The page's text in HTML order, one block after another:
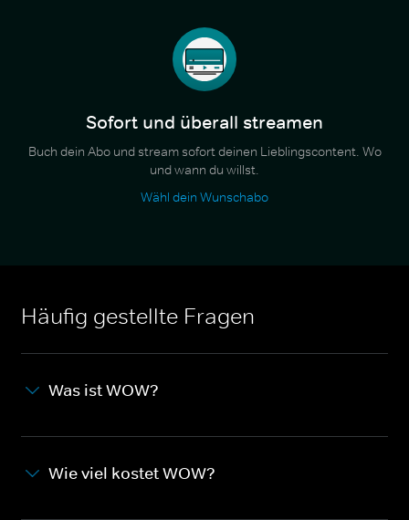
Sofort und überall streamen
Buch dein Abo und stream sofort deinen Lieblingscontent. Wo
und wann du willst.
Wähl dein Wunschabo
Häufig gestellte Fragen
Was ist WOW?
Wie viel kostet WOW?